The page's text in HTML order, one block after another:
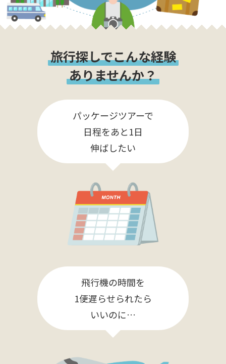
旅行探しでこんな経験
ありませんか？
パッケージツアーで
日程をあと1日
伸ばしたい
飛行機の時間を
1便遅らせられたら
いいのに…